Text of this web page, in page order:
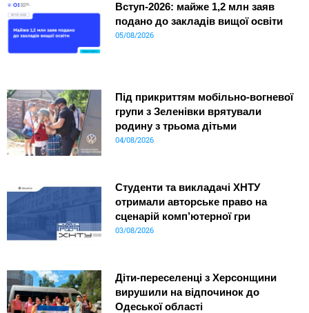
Вступ-2026: майже 1,2 млн заяв
подано до закладів вищої освіти
05/08/2026
Під прикриттям мобільно-вогневої
групи з Зеленівки врятували
родину з трьома дітьми
04/08/2026
Студенти та викладачі ХНТУ
отримали авторське право на
сценарій комп’ютерної гри
03/08/2026
Діти-переселенці з Херсонщини
вирушили на відпочинок до
Одеської області